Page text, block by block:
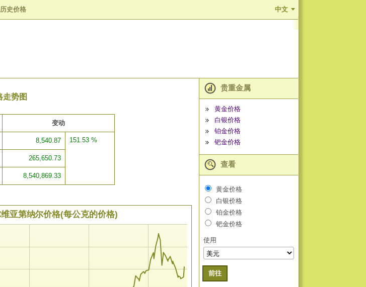
史价格 中文
走势图
变动
8,540.87 151.53 %
265,650.73
8,540,869.33
亚第纳尔价格(每公克的价格)
贵重金属
黄金价格
白银价格
铂金价格
钯金价格
查看
黄金价格
白银价格
铂金价格
钯金价格
使用
前往